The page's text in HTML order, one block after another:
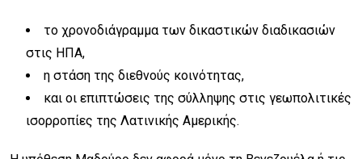
το χρονοδιάγραμμα των δικαστικών διαδικασιών
στις ΗΠΑ,
η στάση της διεθνούς κοινότητας,
και οι επιπτώσεις της σύλληψης στις γεωπολιτικές
ισορροπίες της Λατινικής Αμερικής.